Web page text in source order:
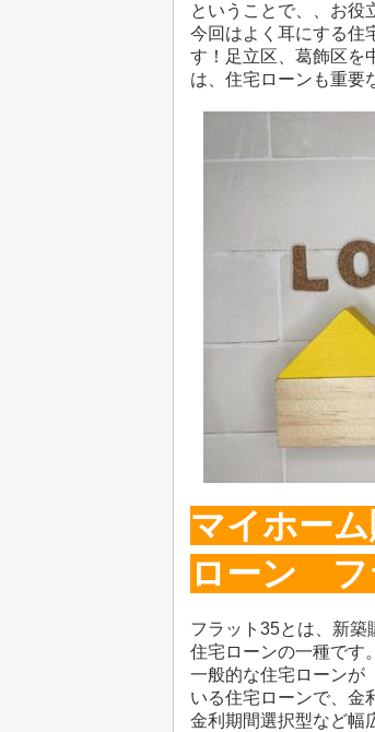
ということで、、お役
今回はよく耳にする住
す！足立区、葛飾区を
は、住宅ローンも重要
マイホー
ローン フ
フラット35とは、新築
住宅ローンの一種です。
一般的な住宅ローンが
いる住宅ローンで、金
金利期間選択型など幅